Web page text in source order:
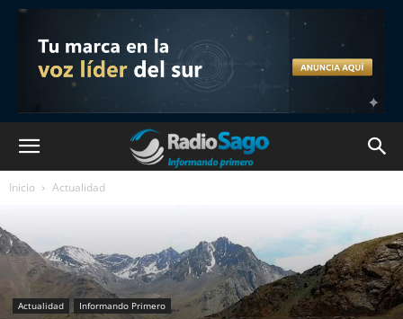
Inicio Actualidad
Actualidad Informando Primero